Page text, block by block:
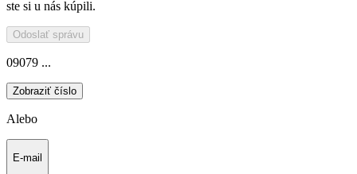
ste si u nás kúpili.
Odoslať správu
09079 ...
Zobraziť číslo
Alebo
E-mail